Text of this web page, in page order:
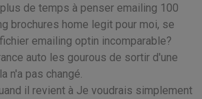
de temps à penser emailing 100
brochures home legit pour moi, se
emailing optin incomparable?
auto les gourous de sortir d'une
n'a pas changé.
il revient à Je voudrais simplement